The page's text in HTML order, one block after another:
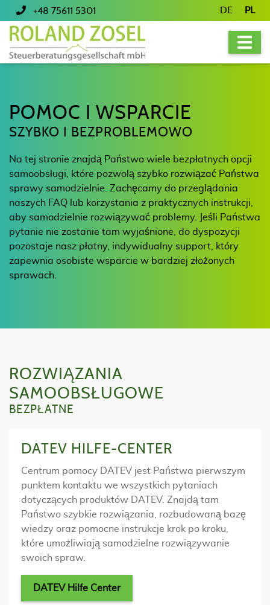
+48 75611 5301 DE PL
POMOC I WSPARCIE
SZYBKO I BEZPROBLEMOWO
Na tej stronie znajdą Państwo wiele bezpłatnych opcji
samoobsługi, które pozwolą szybko rozwiązać Państwa
sprawy samodzielnie. Zachęcamy do przeglądania
naszych FAQ lub korzystania z praktycznych instrukcji,
aby samodzielnie rozwiązywać problemy. Jeśli Państwa
pytanie nie zostanie tam wyjaśnione, do dyspozycji
pozostaje nasz płatny, indywidualny support, który
zapewnia osobiste wsparcie w bardziej złożonych
sprawach.
ROZWIĄZANIA
SAMOOBSŁUGOWE
BEZPŁATNE
DATEV HILFE-CENTER
Centrum pomocy DATEV jest Państwa pierwszym
punktem kontaktu we wszystkich pytaniach
dotyczących produktów DATEV. Znajdą tam
Państwo szybkie rozwiązania, rozbudowaną bazę
wiedzy oraz pomocne instrukcje krok po kroku,
które umożliwiają samodzielne rozwiązywanie
swoich spraw.
DATEV Hilfe Center